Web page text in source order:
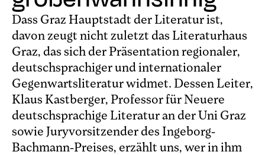
Dass Graz Hauptstadt der Literatur ist,
davon zeugt nicht zuletzt das Literaturhaus
Graz, das sich der Präsentation regionaler,
deutschsprachiger und internationaler
Gegenwartsliteratur widmet. Dessen Leiter,
Klaus Kastberger, Professor für Neuere
deutschsprachige Literatur an der Uni Graz
sowie Juryvorsitzender des Ingeborg-
Bachmann-Preises, erzählt uns, wer in ihm